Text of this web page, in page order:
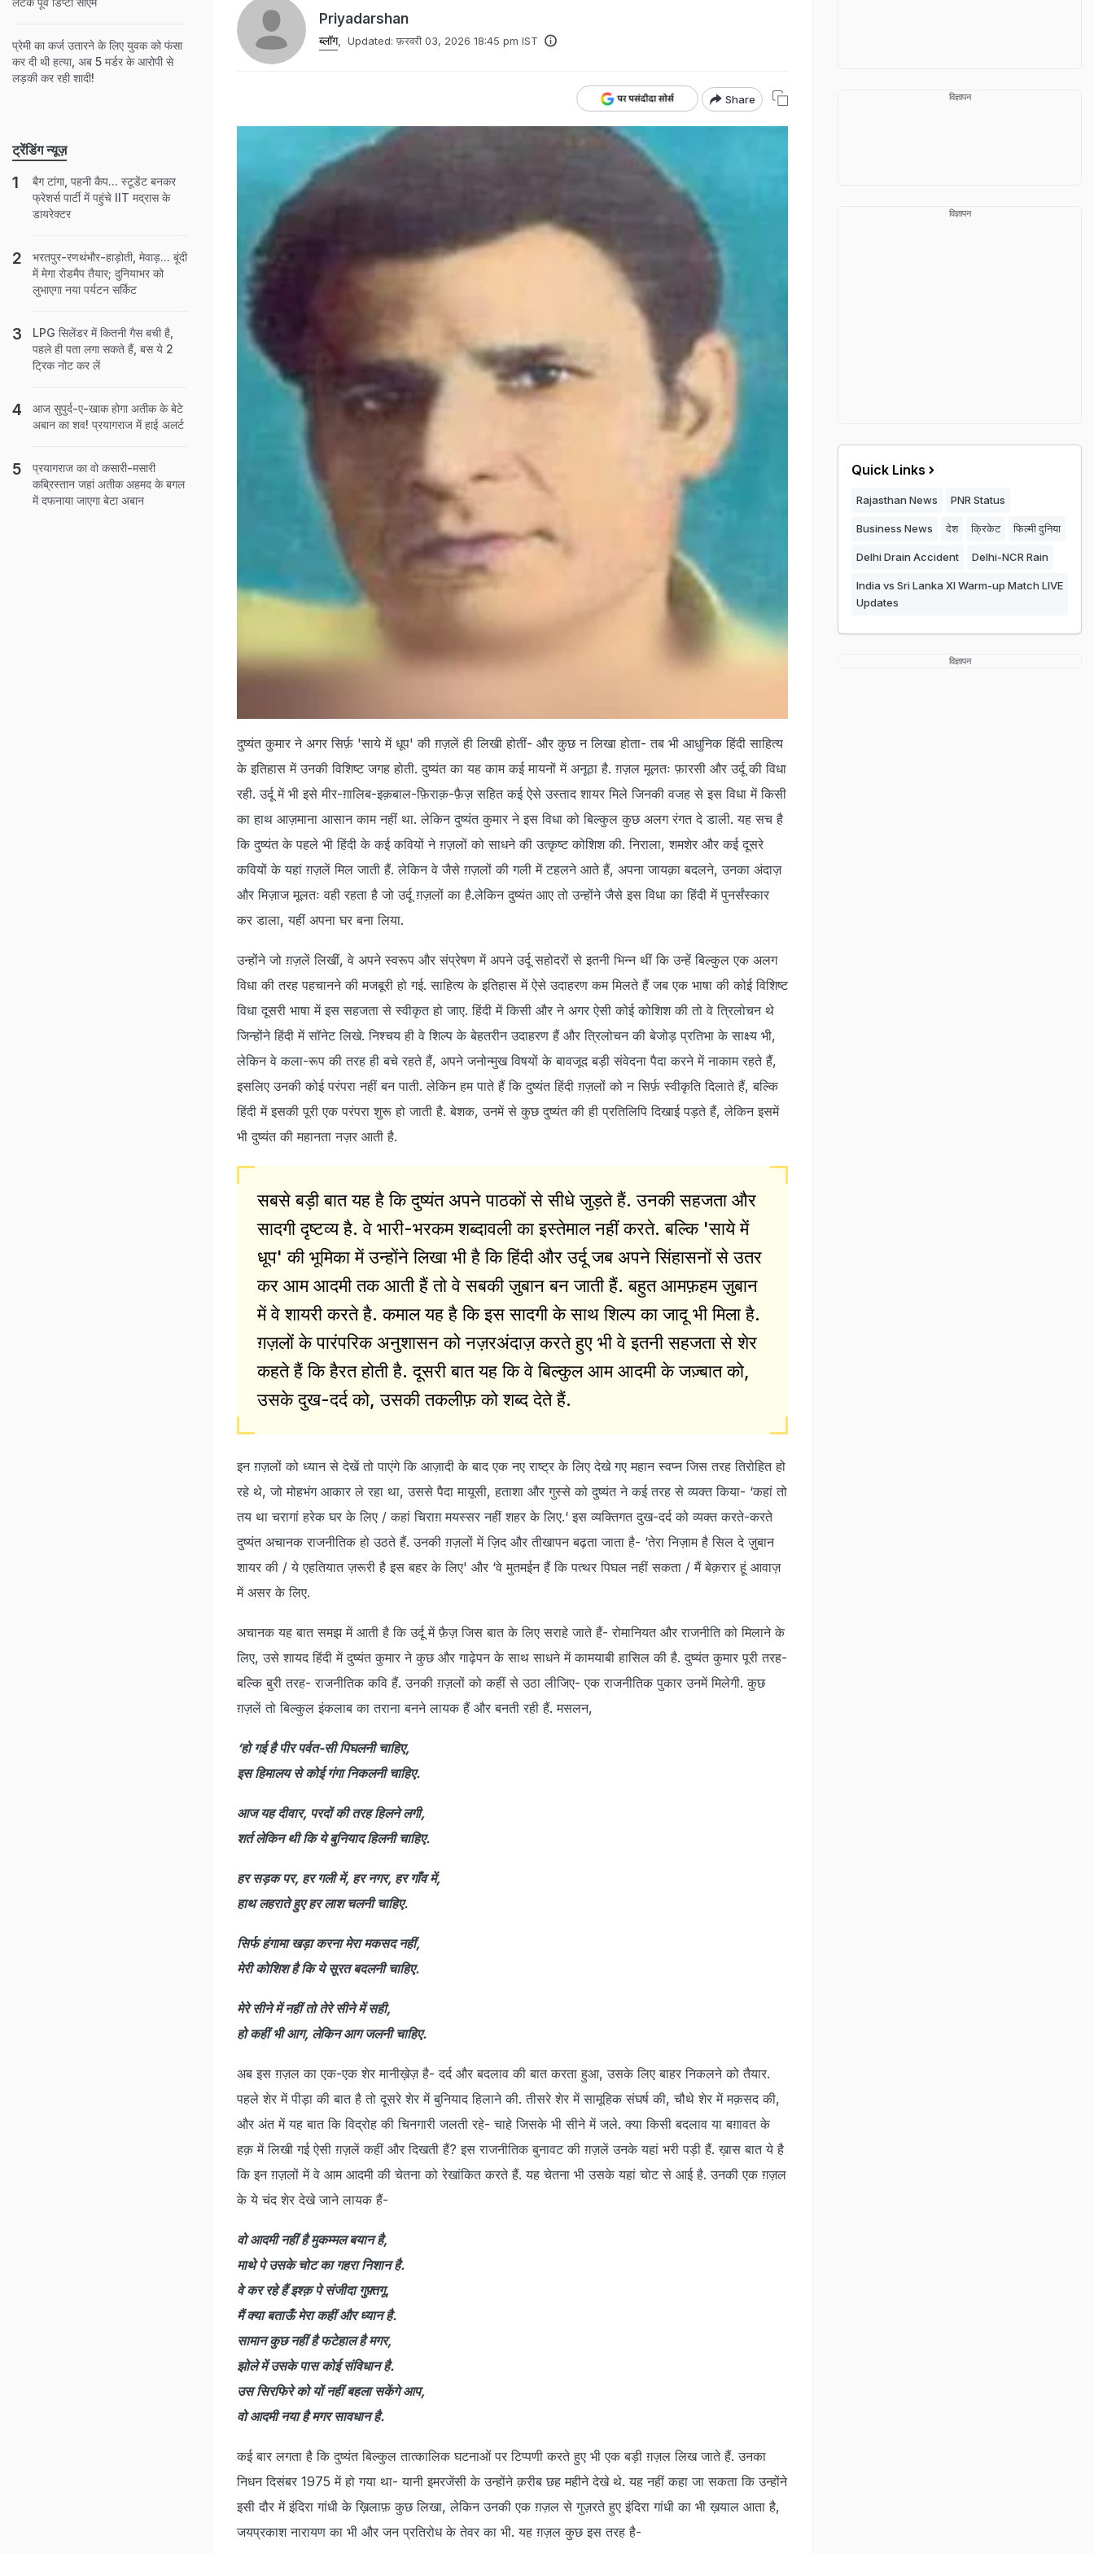
Priyadarshan
ब्लॉग, Updated: फ़रवरी 03, 2026 18:45 pm IST
Share
दुष्यंत कुमार ने अगर सिर्फ़ 'साये में धूप' की ग़ज़लें ही लिखी होतीं- और कुछ न लिखा होता- तब भी आधुनिक हिंदी साहित्य
के इतिहास में उनकी विशिष्ट जगह होती. दुष्यंत का यह काम कई मायनों में अनूठा है. ग़ज़ल मूलतः फ़ारसी और उर्दू की विधा
रही. उर्दू में भी इसे मीर-ग़ालिब-इक़बाल-फ़िराक़-फ़ैज़ सहित कई ऐसे उस्ताद शायर मिले जिनकी वजह से इस विधा में किसी
का हाथ आज़माना आसान काम नहीं था. लेकिन दुष्यंत कुमार ने इस विधा को बिल्कुल कुछ अलग रंगत दे डाली. यह सच है
कि दुष्यंत के पहले भी हिंदी के कई कवियों ने ग़ज़लों को साधने की उत्कृष्ट कोशिश की. निराला, शमशेर और कई दूसरे
कवियों के यहां ग़ज़लें मिल जाती हैं. लेकिन वे जैसे ग़ज़लों की गली में टहलने आते हैं, अपना जायक़ा बदलने, उनका अंदाज़
और मिज़ाज मूलतः वही रहता है जो उर्दू ग़ज़लों का है.लेकिन दुष्यंत आए तो उन्होंने जैसे इस विधा का हिंदी में पुनर्संस्कार
कर डाला, यहीं अपना घर बना लिया.
उन्होंने जो ग़ज़लें लिखीं, वे अपने स्वरूप और संप्रेषण में अपने उर्दू सहोदरों से इतनी भिन्न थीं कि उन्हें बिल्कुल एक अलग
विधा की तरह पहचानने की मजबूरी हो गई. साहित्य के इतिहास में ऐसे उदाहरण कम मिलते हैं जब एक भाषा की कोई विशिष्ट
विधा दूसरी भाषा में इस सहजता से स्वीकृत हो जाए. हिंदी में किसी और ने अगर ऐसी कोई कोशिश की तो वे त्रिलोचन थे
जिन्होंने हिंदी में सॉनेट लिखे. निश्चय ही वे शिल्प के बेहतरीन उदाहरण हैं और त्रिलोचन की बेजोड़ प्रतिभा के साक्ष्य भी,
लेकिन वे कला-रूप की तरह ही बचे रहते हैं, अपने जनोन्मुख विषयों के बावजूद बड़ी संवेदना पैदा करने में नाकाम रहते हैं,
इसलिए उनकी कोई परंपरा नहीं बन पाती. लेकिन हम पाते हैं कि दुष्यंत हिंदी ग़ज़लों को न सिर्फ़ स्वीकृति दिलाते हैं, बल्कि
हिंदी में इसकी पूरी एक परंपरा शुरू हो जाती है. बेशक, उनमें से कुछ दुष्यंत की ही प्रतिलिपि दिखाई पड़ते हैं, लेकिन इसमें
भी दुष्यंत की महानता नज़र आती है.
सबसे बड़ी बात यह है कि दुष्यंत अपने पाठकों से सीधे जुड़ते हैं. उनकी सहजता और
सादगी दृष्टव्य है. वे भारी-भरकम शब्दावली का इस्तेमाल नहीं करते. बल्कि 'साये में
धूप' की भूमिका में उन्होंने लिखा भी है कि हिंदी और उर्दू जब अपने सिंहासनों से उतर
कर आम आदमी तक आती हैं तो वे सबकी ज़ुबान बन जाती हैं. बहुत आमफ़हम ज़ुबान
में वे शायरी करते है. कमाल यह है कि इस सादगी के साथ शिल्प का जादू भी मिला है.
ग़ज़लों के पारंपरिक अनुशासन को नज़रअंदाज़ करते हुए भी वे इतनी सहजता से शेर
कहते हैं कि हैरत होती है. दूसरी बात यह कि वे बिल्कुल आम आदमी के जज़्बात को,
उसके दुख-दर्द को, उसकी तकलीफ़ को शब्द देते हैं.
इन ग़ज़लों को ध्यान से देखें तो पाएंगे कि आज़ादी के बाद एक नए राष्ट्र के लिए देखे गए महान स्वप्न जिस तरह तिरोहित हो
रहे थे, जो मोहभंग आकार ले रहा था, उससे पैदा मायूसी, हताशा और गुस्से को दुष्यंत ने कई तरह से व्यक्त किया- ‘कहां तो
तय था चरागां हरेक घर के लिए / कहां चिराग़ मयस्सर नहीं शहर के लिए.‘ इस व्यक्तिगत दुख-दर्द को व्यक्त करते-करते
दुष्यंत अचानक राजनीतिक हो उठते हैं. उनकी ग़ज़लों में ज़िद और तीखापन बढ़ता जाता है- ‘तेरा निज़ाम है सिल दे ज़ुबान
शायर की / ये एहतियात ज़रूरी है इस बहर के लिए' और ‘वे मुतमईन हैं कि पत्थर पिघल नहीं सकता / मैं बेक़रार हूं आवाज़
में असर के लिए.
अचानक यह बात समझ में आती है कि उर्दू में फ़ैज़ जिस बात के लिए सराहे जाते हैं- रोमानियत और राजनीति को मिलाने के
लिए, उसे शायद हिंदी में दुष्यंत कुमार ने कुछ और गाढ़ेपन के साथ साधने में कामयाबी हासिल की है. दुष्यंत कुमार पूरी तरह-
बल्कि बुरी तरह- राजनीतिक कवि हैं. उनकी ग़ज़लों को कहीं से उठा लीजिए- एक राजनीतिक पुकार उनमें मिलेगी. कुछ
ग़ज़लें तो बिल्कुल इंकलाब का तराना बनने लायक हैं और बनती रही हैं. मसलन,
‘हो गई है पीर पर्वत-सी पिघलनी चाहिए,
इस हिमालय से कोई गंगा निकलनी चाहिए.
आज यह दीवार, परदों की तरह हिलने लगी,
शर्त लेकिन थी कि ये बुनियाद हिलनी चाहिए.
हर सड़क पर, हर गली में, हर नगर, हर गाँव में,
हाथ लहराते हुए हर लाश चलनी चाहिए.
सिर्फ हंगामा खड़ा करना मेरा मकसद नहीं,
मेरी कोशिश है कि ये सूरत बदलनी चाहिए.
मेरे सीने में नहीं तो तेरे सीने में सही,
हो कहीं भी आग, लेकिन आग जलनी चाहिए.
अब इस ग़ज़ल का एक-एक शेर मानीख़ेज़ है- दर्द और बदलाव की बात करता हुआ, उसके लिए बाहर निकलने को तैयार.
पहले शेर में पीड़ा की बात है तो दूसरे शेर में बुनियाद हिलाने की. तीसरे शेर में सामूहिक संघर्ष की, चौथे शेर में मक़सद की,
और अंत में यह बात कि विद्रोह की चिनगारी जलती रहे- चाहे जिसके भी सीने में जले. क्या किसी बदलाव या बग़ावत के
हक़ में लिखी गई ऐसी ग़ज़लें कहीं और दिखती हैं? इस राजनीतिक बुनावट की ग़ज़लें उनके यहां भरी पड़ी हैं. ख़ास बात ये है
कि इन ग़ज़लों में वे आम आदमी की चेतना को रेखांकित करते हैं. यह चेतना भी उसके यहां चोट से आई है. उनकी एक ग़ज़ल
के ये चंद शेर देखे जाने लायक हैं-
वो आदमी नहीं है मुकम्मल बयान है,
माथे पे उसके चोट का गहरा निशान है.
वे कर रहे हैं इश्क़ पे संजीदा गुफ़्तगू,
मैं क्या बताऊँ मेरा कहीं और ध्यान है.
सामान कुछ नहीं है फटेहाल है मगर,
झोले में उसके पास कोई संविधान है.
उस सिरफिरे को यों नहीं बहला सकेंगे आप,
वो आदमी नया है मगर सावधान है.
कई बार लगता है कि दुष्यंत बिल्कुल तात्कालिक घटनाओं पर टिप्पणी करते हुए भी एक बड़ी ग़ज़ल लिख जाते हैं. उनका
निधन दिसंबर 1975 में हो गया था- यानी इमरजेंसी के उन्होंने क़रीब छह महीने देखे थे. यह नहीं कहा जा सकता कि उन्होंने
इसी दौर में इंदिरा गांधी के ख़िलाफ़ कुछ लिखा, लेकिन उनकी एक ग़ज़ल से गुज़रते हुए इंदिरा गांधी का भी ख़याल आता है,
जयप्रकाश नारायण का भी और जन प्रतिरोध के तेवर का भी. यह ग़ज़ल कुछ इस तरह है-
प्रेमी का कर्ज उतारने के लिए युवक को फंसा
कर दी थी हत्या, अब 5 मर्डर के आरोपी से
लड़की कर रही शादी!
ट्रेंडिंग न्यूज़
बैग टांगा, पहनी कैप... स्टूडेंट बनकर
फ्रेशर्स पार्टी में पहुंचे IIT मद्रास के
डायरेक्टर
भरतपुर-रणथंभौर-हाड़ोती, मेवाड़... बूंदी
में मेगा रोडमैप तैयार; दुनियाभर को
लुभाएगा नया पर्यटन सर्किट
LPG सिलेंडर में कितनी गैस बची है,
पहले ही पता लगा सकते हैं, बस ये 2
ट्रिक नोट कर लें
आज सुपुर्द-ए-खाक होगा अतीक के बेटे
अबान का शव! प्रयागराज में हाई अलर्ट
प्रयागराज का वो कसारी-मसारी
कब्रिस्तान जहां अतीक अहमद के बगल
में दफनाया जाएगा बेटा अबान
विज्ञापन
विज्ञापन
Quick Links
Rajasthan News PNR Status
Business News देश क्रिकेट फिल्मी दुनिया
Delhi Drain Accident Delhi-NCR Rain
India vs Sri Lanka XI Warm-up Match LIVE
Updates
विज्ञापन